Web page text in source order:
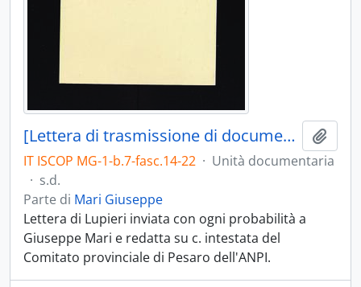
[Lettera di trasmissione di documenti inviata da Siro Lupieri]
IT ISCOP MG-1-b.7-fasc.14-22 · Unità documentaria
· s.d.
Parte di Mari Giuseppe
Lettera di Lupieri inviata con ogni probabilità a
Giuseppe Mari e redatta su c. intestata del
Comitato provinciale di Pesaro dell'ANPI.